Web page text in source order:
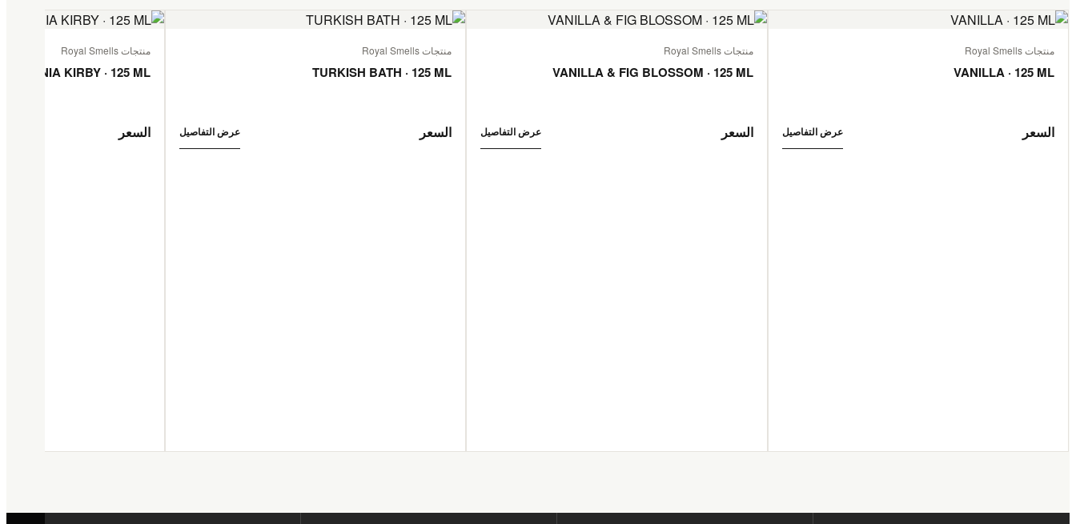
منتجات Royal Smells
VANILLA · 125 ML
السعر عرض التفاصيل
منتجات Royal Smells
VANILLA & FIG BLOSSOM · 125 ML
السعر عرض التفاصيل
منتجات Royal Smells
TURKISH BATH · 125 ML
السعر عرض التفاصيل
منتجات Royal Smells
TANZANIA KIRBY · 125 ML
السعر